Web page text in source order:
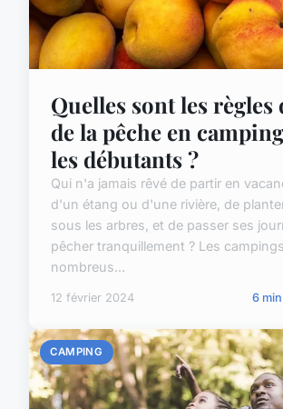
Quelles sont les règles
de la pêche en
les débutants ?
Qui n'a jamais rêvé de partir en
d'un étang ou d'une rivière, de
sous les arbres, et de passer ses
pêcher tranquillement ? Les
nombreus...
12 février 2024 6
CAMPING